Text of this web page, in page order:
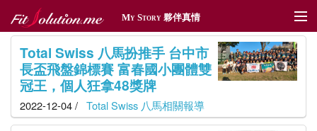
My Story 夥伴真情
夥伴真情
傳情遞愛
體育贊助
Total Swiss 八馬扮推手 台中市
長盃飛盤錦標賽 富春國小團體雙
冠王，個人狂拿48獎牌
2022-12-04 / Total Swiss 八馬相關報導